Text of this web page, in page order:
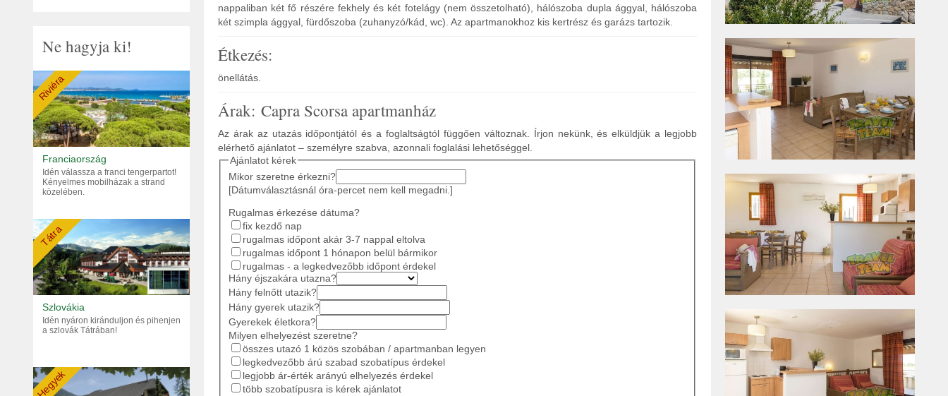
Ne hagyja ki!
Riviéra
Franciaország
Idén válassza a franci tengerpartot!
Kényelmes mobilházak a strand
közelében.
Tátra
Szlovákia
Idén nyáron kiránduljon és pihenjen
a szlovák Tátrában!
Hegyek
nappaliban két fő részére fekhely és két fotelágy (nem összetolható), hálószoba dupla ággyal, hálószoba
két szimpla ággyal, fürdőszoba (zuhanyzó/kád, wc). Az apartmanokhoz kis kertrész és garázs tartozik.
Étkezés:
önellátás.
Árak: Capra Scorsa apartmanház
Az árak az utazás időpontjától és a foglaltságtól függően változnak. Írjon nekünk, és elküldjük a legjobb
elérhető ajánlatot – személyre szabva, azonnali foglalási lehetőséggel.
Ajánlatot kérek
Mikor szeretne érkezni?
[Dátumválasztásnál óra-percet nem kell megadni.]
Rugalmas érkezése dátuma?
fix kezdő nap
rugalmas időpont akár 3-7 nappal eltolva
rugalmas időpont 1 hónapon belül bármikor
rugalmas - a legkedvezőbb időpont érdekel
Hány éjszakára utazna?
Hány felnőtt utazik?
Hány gyerek utazik?
Gyerekek életkora?
Milyen elhelyezést szeretne?
összes utazó 1 közös szobában / apartmanban legyen
legkedvezőbb árú szabad szobatípus érdekel
legjobb ár-érték arányú elhelyezés érdekel
több szobatípusra is kérek ajánlatot